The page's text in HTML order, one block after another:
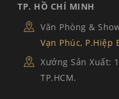
TP. HỒ CHÍ MINH
Văn Phòng &
Vạn Phúc, P.Hiệp
Xưởng Sản Xuất:
TP.HCM.